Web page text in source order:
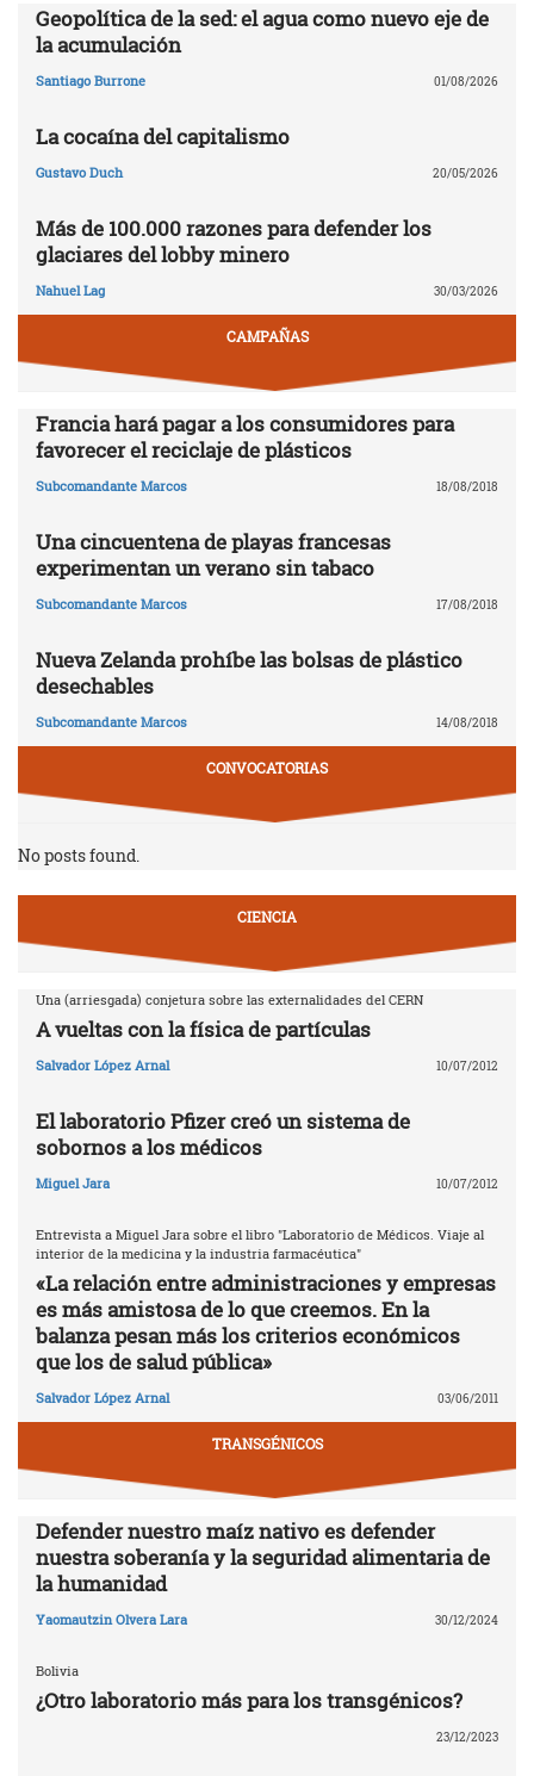
Geopolítica de la sed: el agua como nuevo eje de
la acumulación
Santiago Burrone 01/08/2026
La cocaína del capitalismo
Gustavo Duch 20/05/2026
Más de 100.000 razones para defender los
glaciares del lobby minero
Nahuel Lag 30/03/2026
CAMPAÑAS
Francia hará pagar a los consumidores para
favorecer el reciclaje de plásticos
Subcomandante Marcos 18/08/2018
Una cincuentena de playas francesas
experimentan un verano sin tabaco
Subcomandante Marcos 17/08/2018
Nueva Zelanda prohíbe las bolsas de plástico
desechables
Subcomandante Marcos 14/08/2018
CONVOCATORIAS
No posts found.
CIENCIA
Una (arriesgada) conjetura sobre las externalidades del CERN
A vueltas con la física de partículas
Salvador López Arnal 10/07/2012
El laboratorio Pfizer creó un sistema de
sobornos a los médicos
Miguel Jara 10/07/2012
Entrevista a Miguel Jara sobre el libro "Laboratorio de Médicos. Viaje al
interior de la medicina y la industria farmacéutica"
«La relación entre administraciones y empresas
es más amistosa de lo que creemos. En la
balanza pesan más los criterios económicos
que los de salud pública»
Salvador López Arnal 03/06/2011
TRANSGÉNICOS
Defender nuestro maíz nativo es defender
nuestra soberanía y la seguridad alimentaria de
la humanidad
Yaomautzin Olvera Lara 30/12/2024
Bolivia
¿Otro laboratorio más para los transgénicos?
23/12/2023